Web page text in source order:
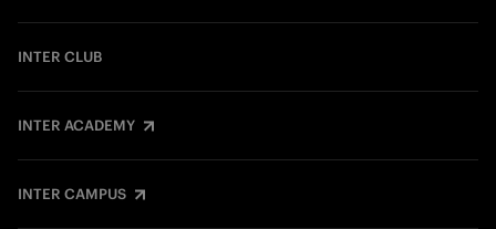
INTER CLUB
INTER ACADEMY
INTER CAMPUS